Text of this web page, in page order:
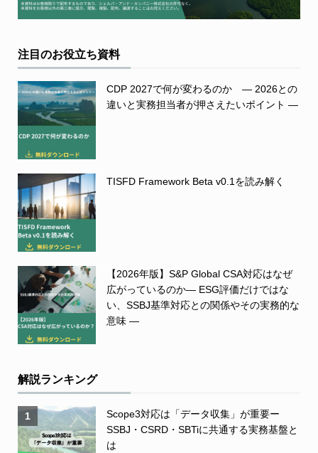
注目のお役立ち資料
CDP 2027で何が変わるのか ― 2026との
違いと実務担当者が押さえたいポイント ―
TISFD Framework Beta v0.1を読み解く
【2026年版】S&P Global CSA対応はなぜ
広がっているのか― ESG評価だけではな
い、SSBJ基準対応との関係やその実務的な
意味 ―
解説ランキング
1
Scope3対応は「データ収集」が重要ー
SSBJ・CSRD・SBTiに共通する実務基盤と
は